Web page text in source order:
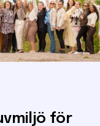
för
färdigheter
på en YH-
eller
närmaste kontor.